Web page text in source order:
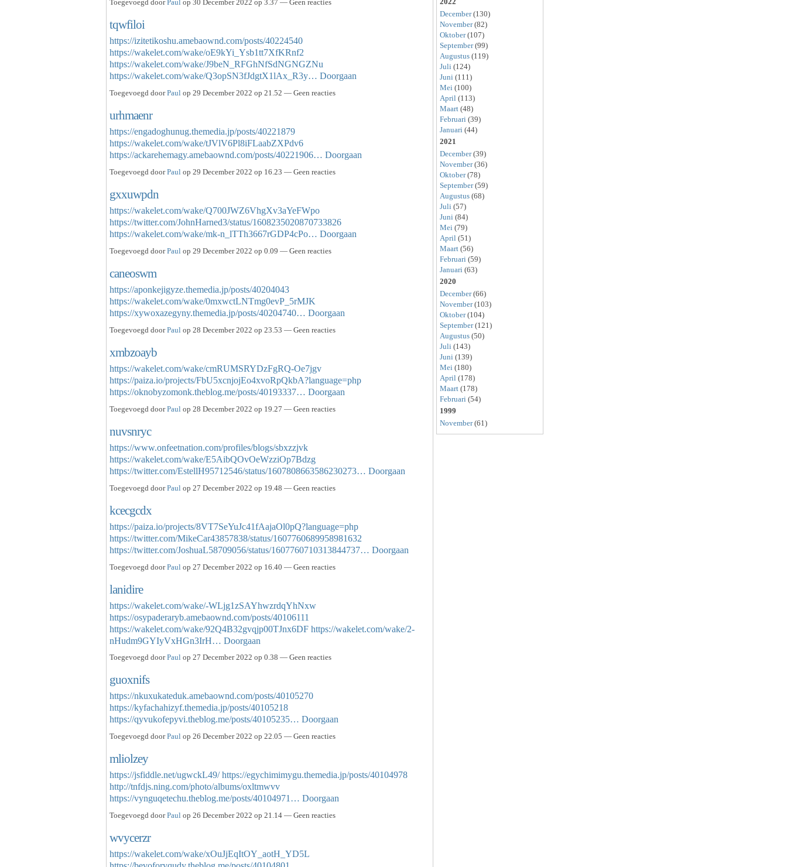
Toegevoegd doorPaul op 30 December 2022 op 3.37 — Geen reacties
tqwfiloi
https://izitetikoshu.amebaownd.com/posts/40224540
https://wakelet.com/wake/oE9kYi_Ysb1tt7XfKRnf2
https://wakelet.com/wake/J9beN_RFGhNfSdNGNGZNu
https://wakelet.com/wake/Q3opSN3fJdgtX1lAx_R3y… Doorgaan
Toegevoegd doorPaul op 29 December 2022 op 21.52 — Geen reacties
urhmaenr
https://engadoghunug.themedia.jp/posts/40221879
https://wakelet.com/wake/tJVlV6Pl8iFLaabZXPdv6
https://ackarehemagy.amebaownd.com/posts/40221906… Doorgaan
Toegevoegd doorPaul op 29 December 2022 op 16.23 — Geen reacties
gxxuwpdn
https://wakelet.com/wake/Q700JWZ6VhgXv3aYeFWpo
https://twitter.com/JohnHarned3/status/1608235020870733826
https://wakelet.com/wake/mk-n_lTTh3667rGDP4cPo… Doorgaan
Toegevoegd doorPaul op 29 December 2022 op 0.09 — Geen reacties
caneoswm
https://aponkejigyze.themedia.jp/posts/40204043
https://wakelet.com/wake/0mxwctLNTmg0evP_5rMJK
https://xywoxazegyny.themedia.jp/posts/40204740… Doorgaan
Toegevoegd doorPaul op 28 December 2022 op 23.53 — Geen reacties
xmbzoayb
https://wakelet.com/wake/cmRUMSRYDzFgRQ-Oe7jgv
https://paiza.io/projects/FbU5xcnjojEo4xvoRpQkbA?language=php
https://oknobyzomonk.theblog.me/posts/40193337… Doorgaan
Toegevoegd doorPaul op 28 December 2022 op 19.27 — Geen reacties
nuvsnryc
https://www.onfeetnation.com/profiles/blogs/sbxzzjvk
https://wakelet.com/wake/E5AibQOvOeWzziOp7Bdzg
https://twitter.com/EstellH95712546/status/1607808663586230273… Doorgaan
Toegevoegd doorPaul op 27 December 2022 op 19.48 — Geen reacties
kcecgcdx
https://paiza.io/projects/8VT7SeYuJc41fAajaOl0pQ?language=php
https://twitter.com/MikeCar43857838/status/1607760689958981632
https://twitter.com/JoshuaL58709056/status/1607760710313844737… Doorgaan
Toegevoegd doorPaul op 27 December 2022 op 16.40 — Geen reacties
lanidire
https://wakelet.com/wake/-WLjg1zSAYhwzrdqYhNxw
https://osypaderaryb.amebaownd.com/posts/40106111
https://wakelet.com/wake/92Q4B32gvqjp00TJnx6DF https://wakelet.com/wake/2-
nHudm9GYIyVxHGn3IrH… Doorgaan
Toegevoegd doorPaul op 27 December 2022 op 0.38 — Geen reacties
guoxnifs
https://nkuxukateduk.amebaownd.com/posts/40105270
https://kyfachahizyf.themedia.jp/posts/40105218
https://qyvukofepyvi.theblog.me/posts/40105235… Doorgaan
Toegevoegd doorPaul op 26 December 2022 op 22.05 — Geen reacties
mliolzey
https://jsfiddle.net/ugwckL49/ https://egychimimygu.themedia.jp/posts/40104978
http://tnfdjs.ning.com/photo/albums/oxltmwvv
https://vynguqetechu.theblog.me/posts/40104971… Doorgaan
Toegevoegd doorPaul op 26 December 2022 op 21.14 — Geen reacties
wvycerzr
https://wakelet.com/wake/xOuJjEqItOY_aotH_YD5L
December(130)
November(82)
Oktober(107)
September(99)
Augustus (119)
Juli (124)
Juni (111)
Mei (100)
April (113)
Maart (48)
Februari (39)
Januari (44)
2021
December(39)
November(36)
Oktober(78)
September(59)
Augustus (68)
Juli (57)
Juni (84)
Mei (79)
April (51)
Maart (56)
Februari (59)
Januari (63)
2020
December(66)
November(103)
Oktober(104)
September(121)
Augustus (50)
Juli (143)
Juni (139)
Mei (180)
April (178)
Maart (178)
Februari (54)
1999
November(61)